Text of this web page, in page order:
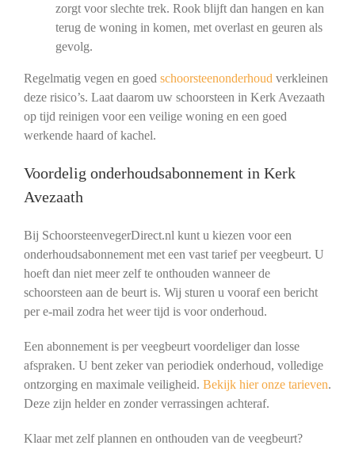
zorgt voor slechte trek. Rook blijft dan hangen en kan
terug de woning in komen, met overlast en geuren als
gevolg.
Regelmatig vegen en goed schoorsteenonderhoud verkleinen
deze risico’s. Laat daarom uw schoorsteen in Kerk Avezaath
op tijd reinigen voor een veilige woning en een goed
werkende haard of kachel.
Voordelig onderhoudsabonnement in Kerk
Avezaath
Bij SchoorsteenvegerDirect.nl kunt u kiezen voor een
onderhoudsabonnement met een vast tarief per veegbeurt. U
hoeft dan niet meer zelf te onthouden wanneer de
schoorsteen aan de beurt is. Wij sturen u vooraf een bericht
per e-mail zodra het weer tijd is voor onderhoud.
Een abonnement is per veegbeurt voordeliger dan losse
afspraken. U bent zeker van periodiek onderhoud, volledige
ontzorging en maximale veiligheid. Bekijk hier onze tarieven.
Deze zijn helder en zonder verrassingen achteraf.
Klaar met zelf plannen en onthouden van de veegbeurt?